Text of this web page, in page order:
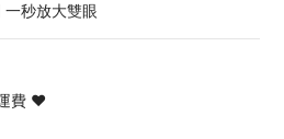
一秒放大雙眼
費 ❤️